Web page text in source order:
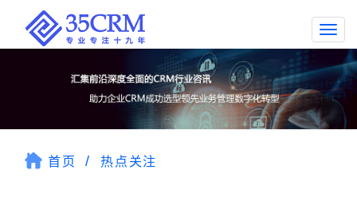
首页 热点关注